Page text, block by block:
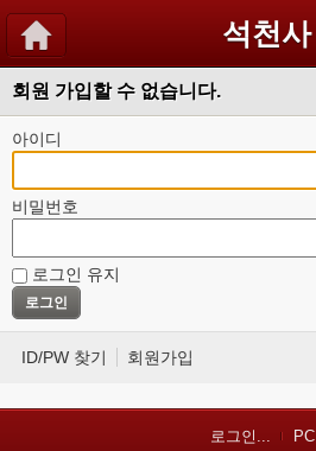
석천사
회원 가입할 수 없습니다.
아이디
비밀번호
로그인 유지
ID/PW 찾기 회원가입
로그인... PC